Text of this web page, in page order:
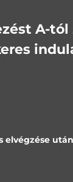
A-
elvégzése után